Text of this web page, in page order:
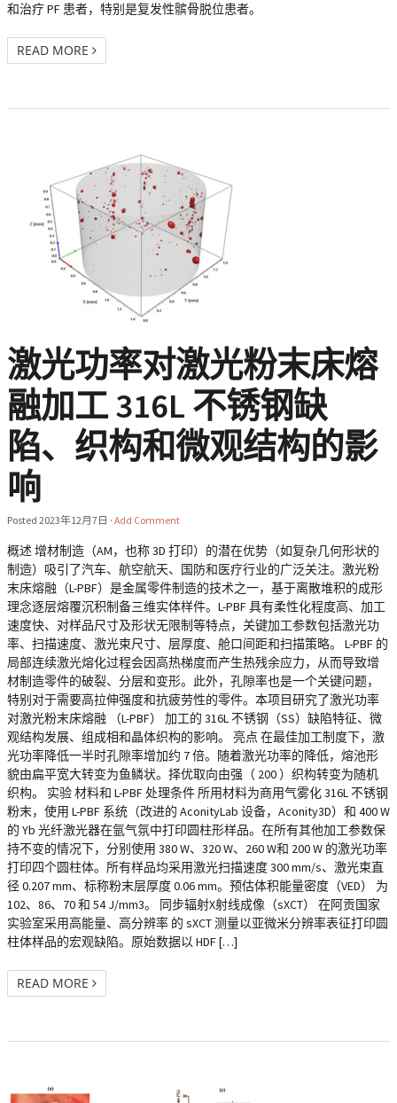
和治疗 PF 患者，特别是复发性髌骨脱位患者。
READ MORE
激光功率对激光粉末床熔
融加工 316L 不锈钢缺
陷、织构和微观结构的影
响
Posted 2023年12月7日 · Add Comment
概述 增材制造（AM，也称 3D 打印）的潜在优势（如复杂几何形状的
制造）吸引了汽车、航空航天、国防和医疗行业的广泛关注。激光粉
末床熔融（L-PBF）是金属零件制造的技术之一，基于离散堆积的成形
理念逐层熔覆沉积制备三维实体样件。L-PBF 具有柔性化程度高、加工
速度快、对样品尺寸及形状无限制等特点，关键加工参数包括激光功
率、扫描速度、激光束尺寸、层厚度、舱口间距和扫描策略。 L-PBF 的
局部连续激光熔化过程会因高热梯度而产生热残余应力，从而导致增
材制造零件的破裂、分层和变形。此外，孔隙率也是一个关键问题，
特别对于需要高拉伸强度和抗疲劳性的零件。本项目研究了激光功率
对激光粉末床熔融 （L-PBF） 加工的 316L 不锈钢（SS）缺陷特征、微
观结构发展、组成相和晶体织构的影响。 亮点 在最佳加工制度下，激
光功率降低一半时孔隙率增加约 7 倍。随着激光功率的降低，熔池形
貌由扁平宽大转变为鱼鳞状。择优取向由强（ 200 ）织构转变为随机
织构。 实验 材料和 L-PBF 处理条件 所用材料为商用气雾化 316L 不锈钢
粉末，使用 L-PBF 系统（改进的 AconityLab 设备，Aconity3D）和 400 W
的 Yb 光纤激光器在氩气氛中打印圆柱形样品。在所有其他加工参数保
持不变的情况下，分别使用 380 W、320 W、260 W和 200 W 的激光功率
打印四个圆柱体。所有样品均采用激光扫描速度 300 mm/s、激光束直
径 0.207 mm、标称粉末层厚度 0.06 mm。预估体积能量密度（VED） 为
102、86、70 和 54 J/mm3。 同步辐射X射线成像（sXCT） 在阿贡国家
实验室采用高能量、高分辨率 的 sXCT 测量以亚微米分辨率表征打印圆
柱体样品的宏观缺陷。原始数据以 HDF […]
READ MORE